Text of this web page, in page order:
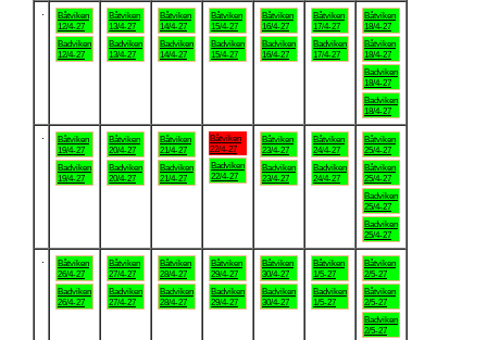
Båtviken
12/4-27
Badviken
12/4-27
Båtviken
13/4-27
Badviken
13/4-27
Båtviken
14/4-27
Badviken
14/4-27
Båtviken
15/4-27
Badviken
15/4-27
Båtviken
16/4-27
Badviken
16/4-27
Båtviken
17/4-27
Badviken
17/4-27
Båtviken
18/4-27
Båtviken
18/4-27
Badviken
18/4-27
Badviken
18/4-27
Båtviken
19/4-27
Badviken
19/4-27
Båtviken
20/4-27
Badviken
20/4-27
Båtviken
21/4-27
Badviken
21/4-27
Båtviken
22/4-27
Badviken
22/4-27
Båtviken
23/4-27
Badviken
23/4-27
Båtviken
24/4-27
Badviken
24/4-27
Båtviken
25/4-27
Båtviken
25/4-27
Badviken
25/4-27
Badviken
25/4-27
Båtviken
26/4-27
Badviken
26/4-27
Båtviken
27/4-27
Badviken
27/4-27
Båtviken
28/4-27
Badviken
28/4-27
Båtviken
29/4-27
Badviken
29/4-27
Båtviken
30/4-27
Badviken
30/4-27
Båtviken
1/5-27
Badviken
1/5-27
Båtviken
2/5-27
Båtviken
2/5-27
Badviken
2/5-27